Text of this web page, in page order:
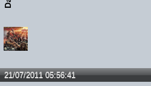
21/07/2011 05:56:41